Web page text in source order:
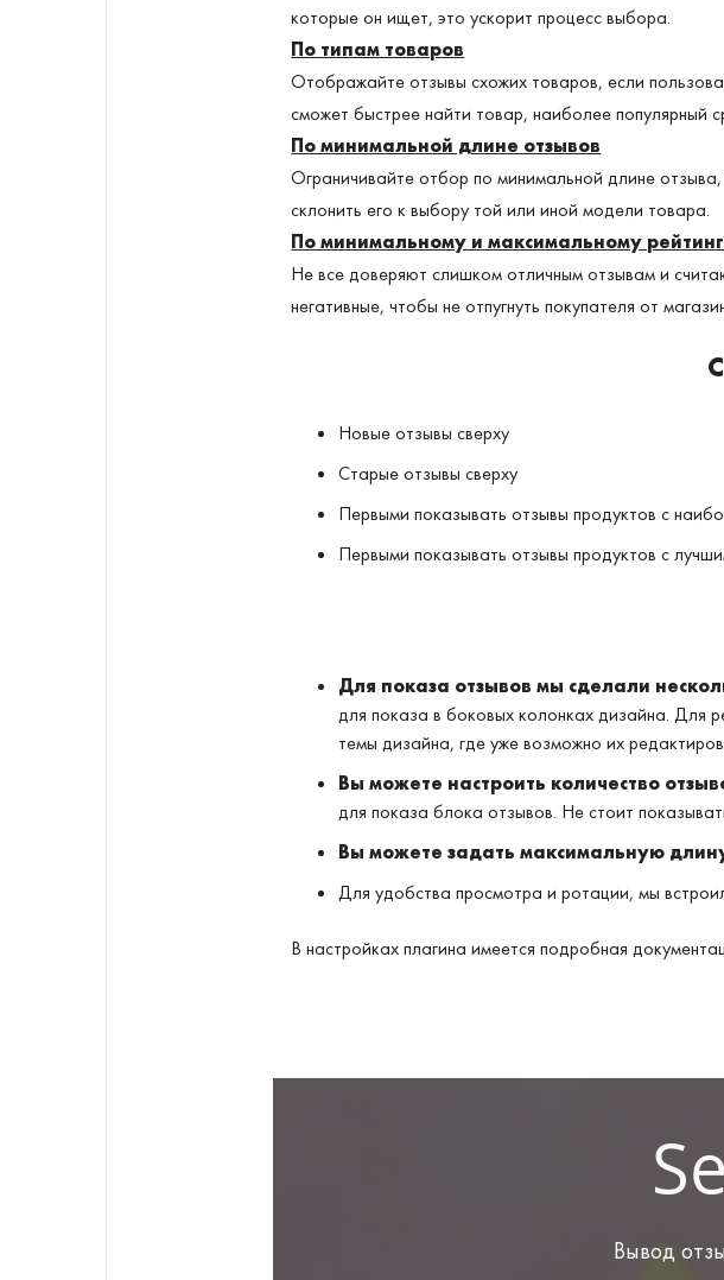
которые он ищет, это ускорит процесс выбора.
По типам товаров
Отображайте отзывы схожих товаров, если
сможет быстрее найти товар, наиболее популярный
По минимальной длине отзывов
Ограничивайте отбор по минимальной длине
склонить его к выбору той или иной модели товара.
По минимальному и максимальному
Не все доверяют слишком отличным отзывам и
негативные, чтобы не отпугнуть покупателя от
Новые отзывы сверху
Старые отзывы сверху
Первыми показывать отзывы продуктов с
Первыми показывать отзывы продуктов с
Для показа отзывов мы сделали
для показа в боковых колонках дизайна. Для
темы дизайна, где уже возможно их
Вы можете настроить количество
для показа блока отзывов. Не стоит
Вы можете задать максимальную
Для удобства просмотра и ротации, мы
В настройках плагина имеется подробная
Вывод